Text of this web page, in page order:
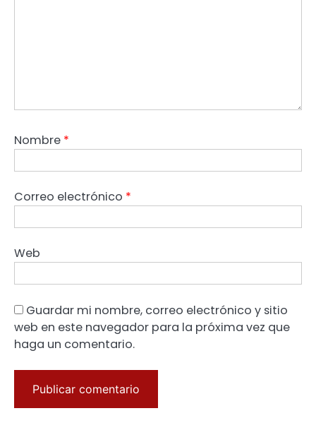
Nombre *
Correo electrónico *
Web
Guardar mi nombre, correo electrónico y sitio
web en este navegador para la próxima vez que
haga un comentario.